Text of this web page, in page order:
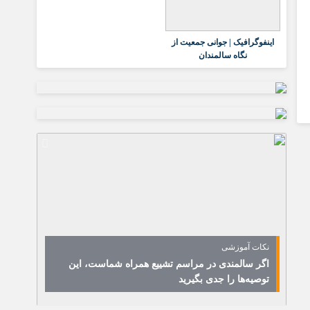
اینفوگرافیک | جوانی جمعیت از
نگاه سالمندان
نکات آموزشی
اگر سالمندی در مراسم تشییع همراه شماست، این
توصیه‌ها را جدی بگیرید